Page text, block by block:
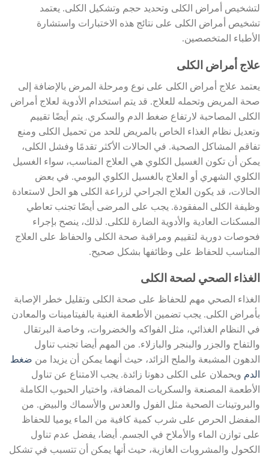
لتشخيص أمراض الكلى وتحديد حجم وتشكيل الكلى. يعتمد
تشخيص أمراض الكلى على نتائج هذه الاختبارات واستشارة
الأطباء المتخصصين.
علاج أمراض الكلى
يعتمد علاج أمراض الكلى على نوع ومرحلة المرض بالإضافة إلى
صحة المريض وتحمله للعلاج. قد يتم استخدام الأدوية لعلاج أمراض
الكلى المصاحبة لارتفاع ضغط الدم والسكري. يتم أيضًا تقييم
وتعديل نظام الغذاء الخاص بالمريض للحد من تحميل الكلى ومنع
تفاقم المشاكل الصحية. في الحالات الأكثر تقدمًا وفشل الكلى،
يمكن أن تكون الغسيل الكلوي هي العلاج المناسب، سواء الغسيل
الكلوي الشهري أو العلاج بالغسيل الكلوي اليومي. في بعض
الحالات، قد يكون العلاج الجراحي لزراعة الكلى هو الحل لاستعادة
وظيفة الكلى المفقودة. يجب على المرضى أيضًا تجنب تعاطي
المسكنات العادية والأدوية الضارة للكلى. لذلك، ينصح بإجراء
فحوصات دورية لتقييم ومراقبة صحة الكلى والحفاظ على العلاج
المناسب للحفاظ على وظائفها بشكل صحيح.
الغذاء الصحي لصحة الكلى
الغذاء الصحي مهم للحفاظ على صحة الكلى وتقليل خطر الإصابة
بأمراض الكلى. يجب تضمين الأطعمة الغنية بالفيتامينات والمعادن
في النظام الغذائي، مثل الفواكه والخضروات، وخاصة البرتقال
والتفاح والجزر والبنجر والبازلاء. من المهم أيضا تجنب تناول
الدهون المشبعة والملح الزائد، حيث أنهما يمكن أن يزيدا من ضغط
الدم ويحملان على الكلى دهونا زائدة. يجب الامتناع عن تناول
الأطعمة المصنعة والسكريات المضافة، واختيار الحبوب الكاملة
والبروتينات الصحية مثل الفول والعدس والأسماك والبيض. من
المفضل الحرص على شرب كمية كافية من الماء يوميا للحفاظ
على توازن الماء والأملاح في الجسم. أيضا، يفضل عدم تناول
الكحول والمشروبات الغازية، حيث أنها يمكن أن تتسبب في تشكل